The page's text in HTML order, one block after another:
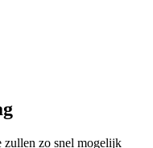
zullen zo snel mogelijk